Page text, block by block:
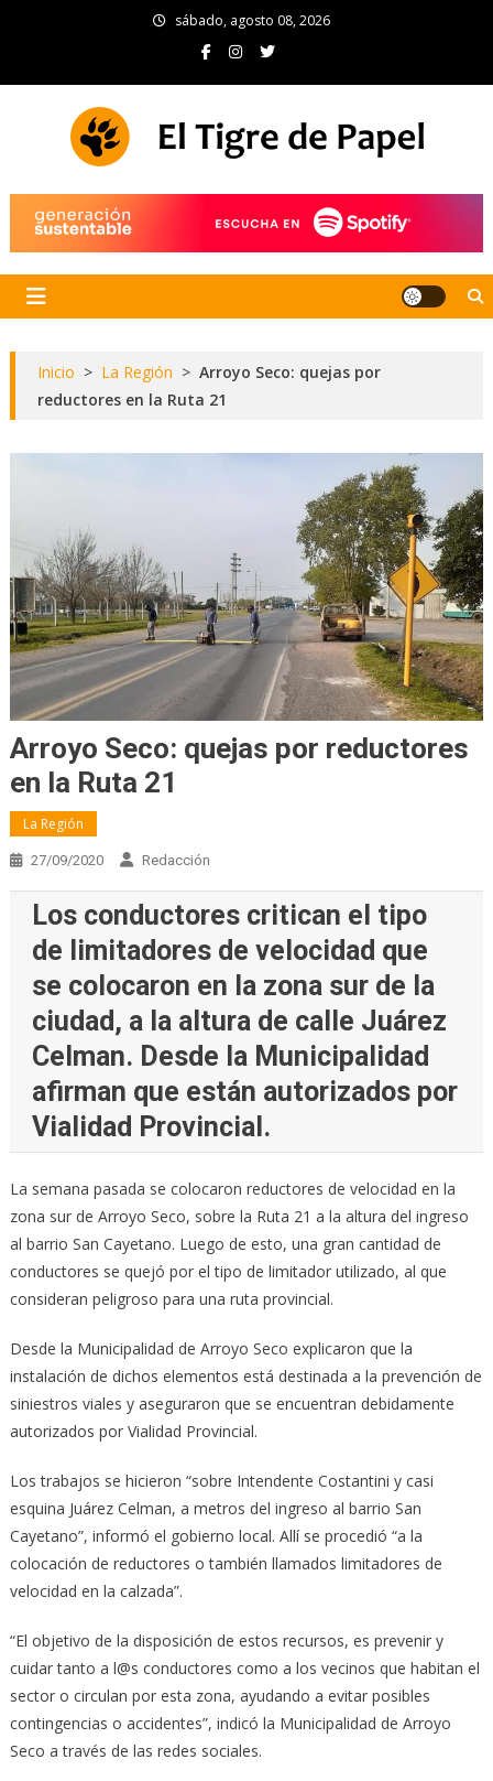
sábado, agosto 08, 2026
Inicio > La Región > Arroyo Seco: quejas por
reductores en la Ruta 21
Arroyo Seco: quejas por reductores
en la Ruta 21
La Región
27/09/2020 Redacción
Los conductores critican el tipo
de limitadores de velocidad que
se colocaron en la zona sur de la
ciudad, a la altura de calle Juárez
Celman. Desde la Municipalidad
afirman que están autorizados por
Vialidad Provincial.
La semana pasada se colocaron reductores de velocidad en la
zona sur de Arroyo Seco, sobre la Ruta 21 a la altura del ingreso
al barrio San Cayetano. Luego de esto, una gran cantidad de
conductores se quejó por el tipo de limitador utilizado, al que
consideran peligroso para una ruta provincial.
Desde la Municipalidad de Arroyo Seco explicaron que la
instalación de dichos elementos está destinada a la prevención de
siniestros viales y aseguraron que se encuentran debidamente
autorizados por Vialidad Provincial.
Los trabajos se hicieron “sobre Intendente Costantini y casi
esquina Juárez Celman, a metros del ingreso al barrio San
Cayetano”, informó el gobierno local. Allí se procedió “a la
colocación de reductores o también llamados limitadores de
velocidad en la calzada”.
“El objetivo de la disposición de estos recursos, es prevenir y
cuidar tanto a l@s conductores como a los vecinos que habitan el
sector o circulan por esta zona, ayudando a evitar posibles
contingencias o accidentes”, indicó la Municipalidad de Arroyo
Seco a través de las redes sociales.